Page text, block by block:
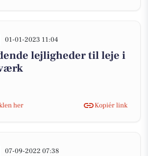
01-01-2023 11:04
lejligheder til leje i
her
Kopiér link
07-09-2022 07:38